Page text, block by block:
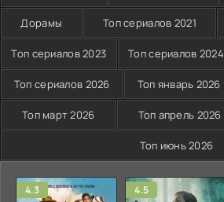
Дорамы Топ сериалов 2021
Топ сериалов 2023 Топ сериалов 2024
Топ сериалов 2026 Топ январь 2026
Топ март 2026 Топ апрель 2026
Топ июнь 2026
4.3 4.5